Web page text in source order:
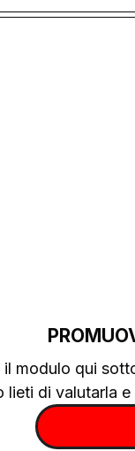
il modulo qui
lieti di valutarla